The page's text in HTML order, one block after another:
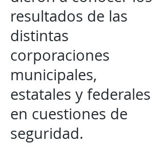
resultados de las
distintas
corporaciones
municipales,
estatales y federales
en cuestiones de
seguridad.